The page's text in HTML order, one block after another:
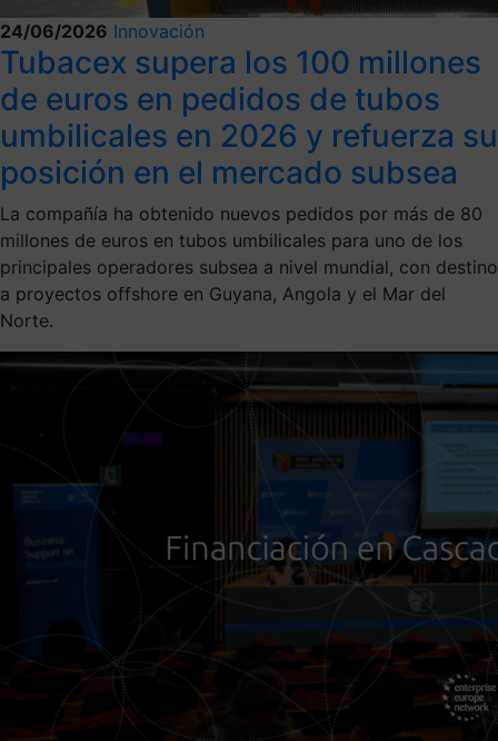
24/06/2026 Innovación
Tubacex supera los 100 millones
de euros en pedidos de tubos
umbilicales en 2026 y refuerza su
posición en el mercado subsea
La compañía ha obtenido nuevos pedidos por más de 80
millones de euros en tubos umbilicales para uno de los
principales operadores subsea a nivel mundial, con destino
a proyectos offshore en Guyana, Angola y el Mar del
Norte.